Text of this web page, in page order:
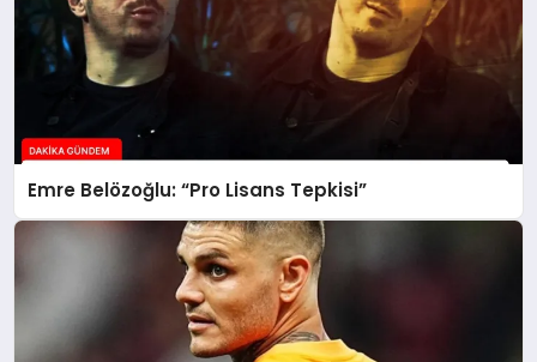
Emre Belözoğlu: “Pro Lisans Tepkisi”